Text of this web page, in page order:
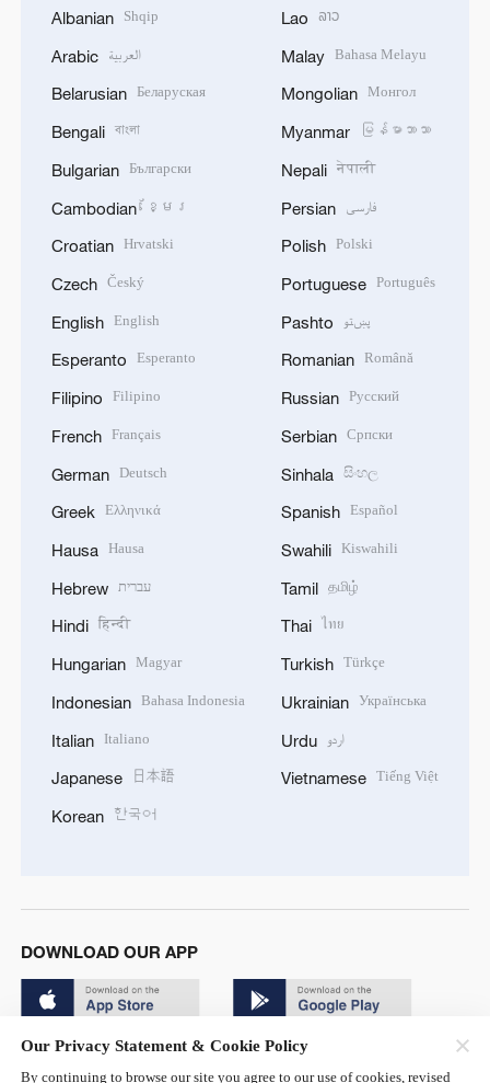
Albanian Shqip
Arabic العربية
Belarusian Беларуская
Bengali বাংলা
Bulgarian Български
Cambodian ខ្មែរ
Croatian Hrvatski
Czech Český
English English
Esperanto Esperanto
Filipino Filipino
French Français
German Deutsch
Greek Ελληνικά
Hausa Hausa
Hebrew עברית
Hindi हिन्दी
Hungarian Magyar
Indonesian Bahasa Indonesia
Italian Italiano
Japanese 日本語
Korean 한국어
Lao ລາວ
Malay Bahasa Melayu
Mongolian Монгол
Myanmar မြန်မာဘာသာ
Nepali नेपाली
Persian فارسی
Polish Polski
Portuguese Português
Pashto پښتو
Romanian Română
Russian Русский
Serbian Српски
Sinhala සිංහල
Spanish Español
Swahili Kiswahili
Tamil தமிழ்
Thai ไทย
Turkish Türkçe
Ukrainian Українська
Urdu اردو
Vietnamese Tiếng Việt
DOWNLOAD OUR APP
Our Privacy Statement & Cookie Policy
By continuing to browse our site you agree to our use of cookies, revised